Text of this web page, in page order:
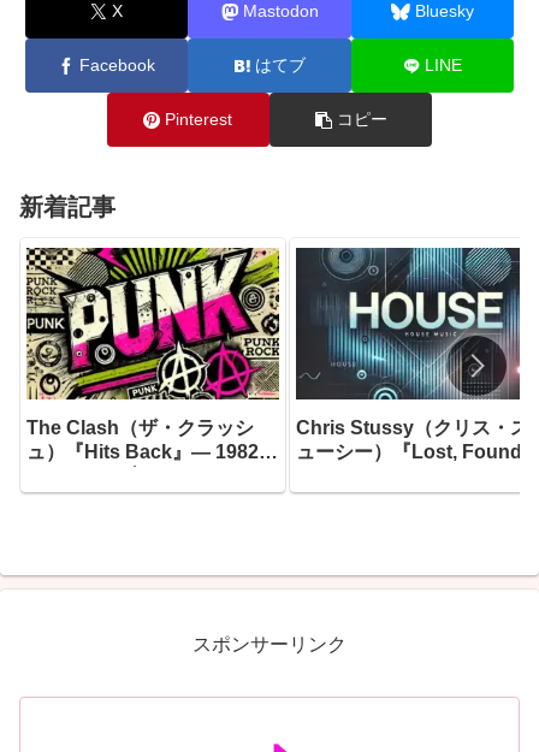
X Mastodon Bluesky
Facebook はてブ LINE
Pinterest コピー
新着記事
The Clash（ザ・クラッシ
ュ）『Hits Back』― 1982年
ェアディールのステージに立
年の時を超えて蘇った
Chris Stussy（クリス・ス
ューシー）『Lost, Found
ダムのアンダーグラウンド
旅路に散らばった「未完の
せた
スポンサーリンク